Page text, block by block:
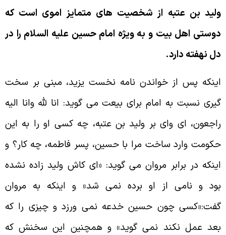
بن عتبه از شخصيت هاى متمايز اموى است كه
اهل بيت و به ويژه امام حسين عليه السلام را در
نهفته دارد.
پس از خواندن نامه نخست يزيد، مبنى بر سخت
نسبت به امام براى بيعت مى گويد: انا لله وانا اليه
اى واى بر وليد بن عتبه، چه كسى او را به اين
وارد ساخت مرا با حسين، پسر فاطمه، چه كار؟ و
در برابر مروان مى گويد: «اى كاش وليد زاده نشده
و نامى از او برده نمى شد» و اينكه به مروان
چون حسين خدعه نمى ورزد و چيزى را كه
عمل نكند نمى گويد» و همچنين اين سخنش كه